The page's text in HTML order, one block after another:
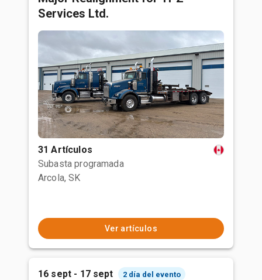
Services Ltd.
31 Artículos
Subasta programada
Arcola, SK
Ver artículos
16 sept - 17 sept 2 día del evento